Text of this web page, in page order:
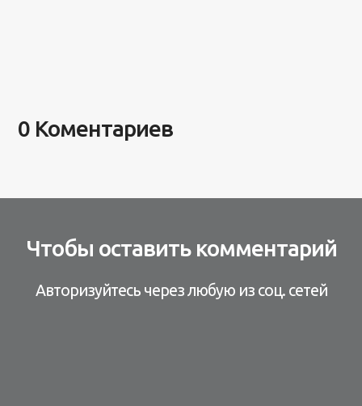
0 Коментариев
Чтобы оставить комментарий
Авторизуйтесь через любую из соц. сетей